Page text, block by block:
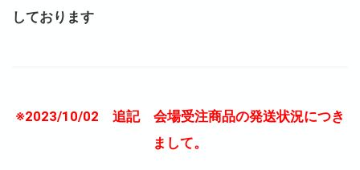
しております
※2023/10/02 追記 会場受注商品の発送状況につき
まして。